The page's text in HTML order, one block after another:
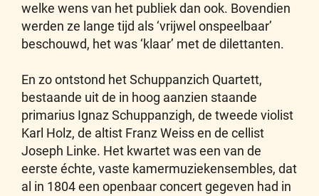
welke wens van het publiek dan ook. Bovendien
werden ze lange tijd als ‘vrijwel onspeelbaar’
beschouwd, het was ‘klaar’ met de dilettanten.
En zo ontstond het Schuppanzich Quartett,
bestaande uitde in hoog aanzien staande
primarius Ignaz Schuppanzigh, de tweede violist
Karl Holz, de altist Franz Weiss en de cellist
Joseph Linke. Het kwartet was een van de
eerste échte, vaste kamermuziekensembles, dat
al in 1804 een openbaar concert gegeven had in